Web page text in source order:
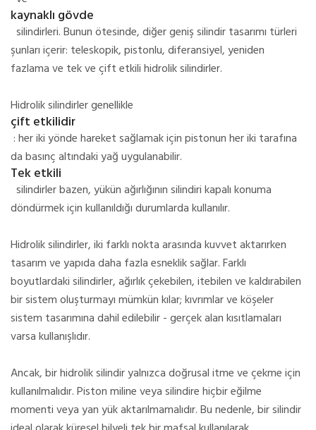
kaynaklı gövde
silindirleri.Bunun ötesinde, diğer geniş silindir tasarımı türleri
şunları içerir: teleskopik, pistonlu, diferansiyel, yeniden
fazlama ve tek ve çift etkili hidrolik silindirler.
Hidrolik silindirler genellikle
çift etkilidir
: her iki yönde hareket sağlamak için pistonun her iki tarafına
da basınç altındaki yağ uygulanabilir.
Tek etkili
silindirler bazen, yükün ağırlığının silindiri kapalı konuma
döndürmek için kullanıldığı durumlarda kullanılır.
Hidrolik silindirler, iki farklı nokta arasında kuvvet aktarırken
tasarım ve yapıda daha fazla esneklik sağlar.Farklı
boyutlardaki silindirler, ağırlık çekebilen, itebilen ve kaldırabilen
bir sistem oluşturmayı mümkün kılar;kıvrımlar ve köşeler
sistem tasarımına dahil edilebilir - gerçek alan kısıtlamaları
varsa kullanışlıdır.
Ancak, bir hidrolik silindir yalnızca doğrusal itme ve çekme için
kullanılmalıdır.Piston miline veya silindire hiçbir eğilme
momenti veya yan yük aktarılmamalıdır.Bu nedenle, bir silindir